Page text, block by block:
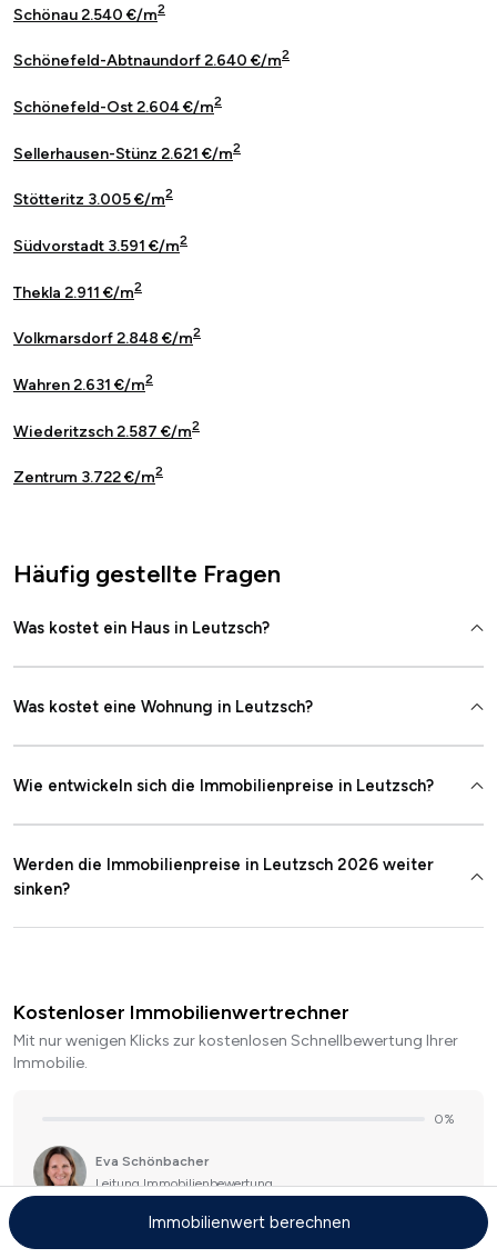
Schönau 2.540 €/m2
Schönefeld-Abtnaundorf 2.640 €/m2
Schönefeld-Ost 2.604 €/m2
Sellerhausen-Stünz 2.621 €/m2
Stötteritz 3.005 €/m2
Südvorstadt 3.591 €/m2
Thekla 2.911 €/m2
Volkmarsdorf 2.848 €/m2
Wahren 2.631 €/m2
Wiederitzsch 2.587 €/m2
Zentrum 3.722 €/m2
Häufig gestellte Fragen
Was kostet ein Haus in Leutzsch?
Was kostet eine Wohnung in Leutzsch?
Wie entwickeln sich die Immobilienpreise in Leutzsch?
Werden die Immobilienpreise in Leutzsch 2026 weiter
sinken?
Kostenloser Immobilienwertrechner
Mit nur wenigen Klicks zur kostenlosen Schnellbewertung Ihrer
Immobilie.
Immobilienwert berechnen